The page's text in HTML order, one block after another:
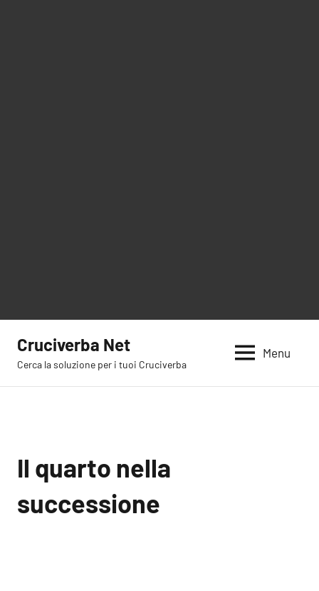
contenuto
Cruciverba Net
Cerca la soluzione per i tuoi Cruciverba
Menu
Il quarto nella
successione